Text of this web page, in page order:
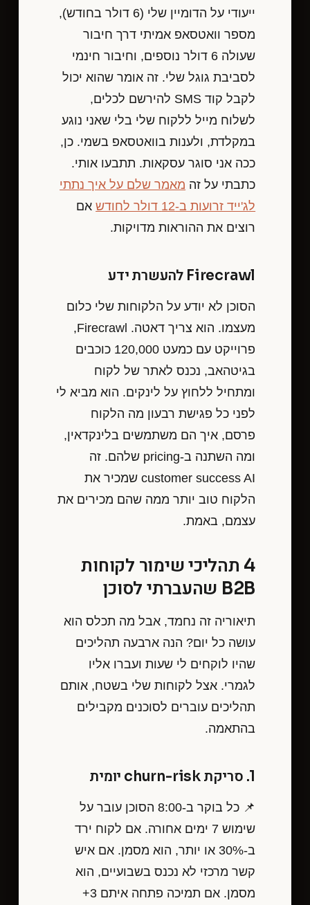
ייעודי על הדומיין שלי (6 דולר בחודש),
מספר וואטסאפ אמיתי דרך חיבור
שעולה 6 דולר נוספים, וחיבור חינמי
לסביבת גוגל שלי. זה אומר שהוא יכול
לקבל קוד SMS להירשם לכלים,
לשלוח מייל ללקוח שלי בלי שאני נוגע
במקלדת, ולענות בוואטסאפ בשמי. כן,
ככה אני סוגר עסקאות. תתבעו אותי.
כתבתי על זה מאמר שלם על איך נתתי
לג'ייד זרועות ב-12 דולר לחודש
אם
רוצים את ההוראות מדויקות.
Firecrawl להעשרת ידע
הסוכן לא יודע על הלקוחות שלי כלום
מעצמו. הוא צריך דאטה. Firecrawl,
פרוייקט עם כמעט 120,000 כוכבים
בגיטהאב, נכנס לאתר של לקוח
ומתחיל ללחוץ על לינקים. הוא מביא לי
לפני כל פגישת רבעון מה הלקוח
פרסם, איך הם משתמשים בלינקדאין,
ומה השתנה ב-pricing שלהם. זה
customer success AI שמכיר את
הלקוח טוב יותר ממה שהם מכירים את
עצמם, באמת.
4 תהליכי שימור לקוחות
B2B שהעברתי לסוכן
תיאוריה זה נחמד, אבל מה תכלס הוא
עושה כל יום? הנה ארבעה תהליכים
שהיו לוקחים לי שעות ועברו אליו
לגמרי. אצל לקוחות שלי בשטח, אותם
תהליכים עוברים לסוכנים מקבילים
בהתאמה.
1. סריקת churn-risk יומית
📌 כל בוקר ב-8:00 הסוכן עובר על
שימוש 7 ימים אחורה. אם לקוח ירד
ב-30% או יותר, הוא מסמן. אם איש
קשר מרכזי לא נכנס בשבועיים, הוא
מסמן. אם תמיכה פתחה איתם 3+